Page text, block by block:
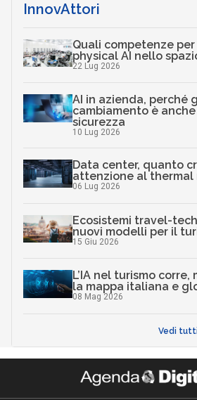
InnovAttori
Quali competenze
physical AI nello
22 Lug 2026
AI in azienda, perché
cambiamento è
sicurezza
10 Lug 2026
Data center, quanto
attenzione al thermal
06 Lug 2026
Ecosistemi travel-
nuovi modelli per il
15 Giu 2026
L’IA nel turismo
la mappa italiana e
08 Mag 2026
Vedi